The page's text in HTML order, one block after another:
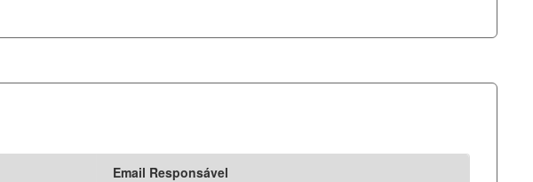
Email Responsável